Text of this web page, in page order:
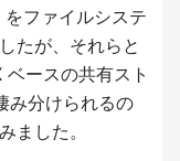
ファイルシステ
たが、それらと
ースの共有スト
み分けられるの
ました。